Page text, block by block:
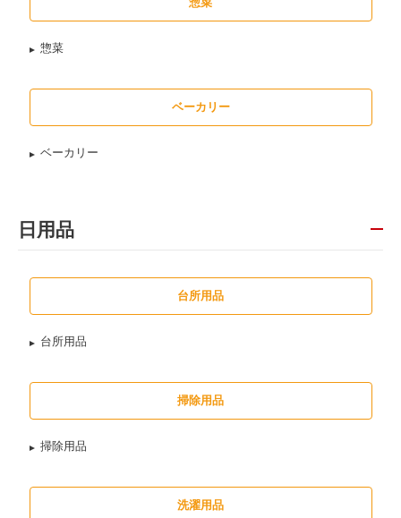
惣菜
ベーカリー
ベーカリー
日用品
台所用品
台所用品
掃除用品
掃除用品
洗濯用品